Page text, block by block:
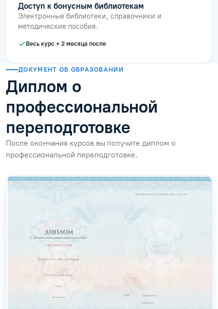
Доступ к бонусным библиотекам
Электронные библиотеки, справочники и
методические пособия.
Весь курс + 2 месяца после
ДОКУМЕНТ ОБ ОБРАЗОВАНИИ
Диплом о
профессиональной
переподготовке
После окончания курсов вы получите диплом о
профессиональной переподготовке.